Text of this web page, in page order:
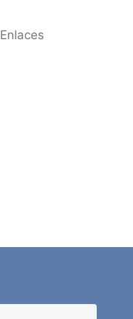
Enlaces